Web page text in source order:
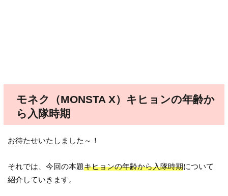
モネク（MONSTA X）キヒョンの年齢か
ら入隊時期
お待たせいたしました～！
それでは、今回の本題キヒョンの年齢から入隊時期について
紹介していきます。